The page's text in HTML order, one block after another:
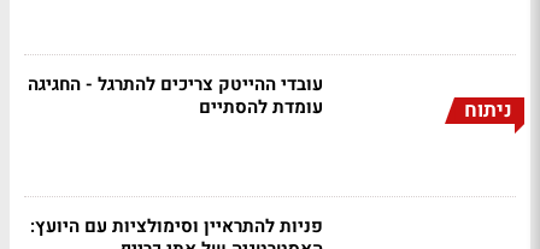
ניתוח
עובדי ההייטק צריכים להתרגל - החגיגה
עומדת להסתיים
פניות להתראיין וסימולציות עם היועץ: